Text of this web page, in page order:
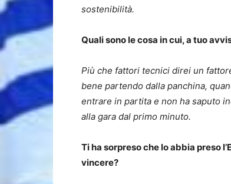
sostenibilità.
Quali sono le cosa in cui, a tuo
Più che fattori tecnici direi un
bene partendo dalla panchina,
entrare in partita e non ha saputo
alla gara dal primo minuto.
Ti ha sorpreso che lo abbia preso
vincere?